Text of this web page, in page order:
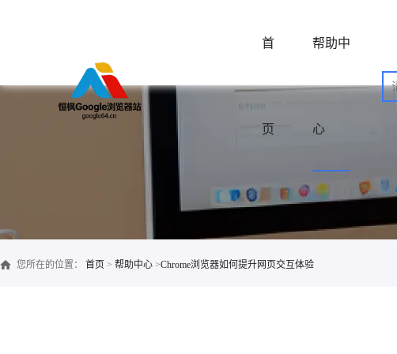
首
页
帮助中
心
您所在的位置： 首页 > 帮助中心 >Chrome浏览器如何提升网页交互体验